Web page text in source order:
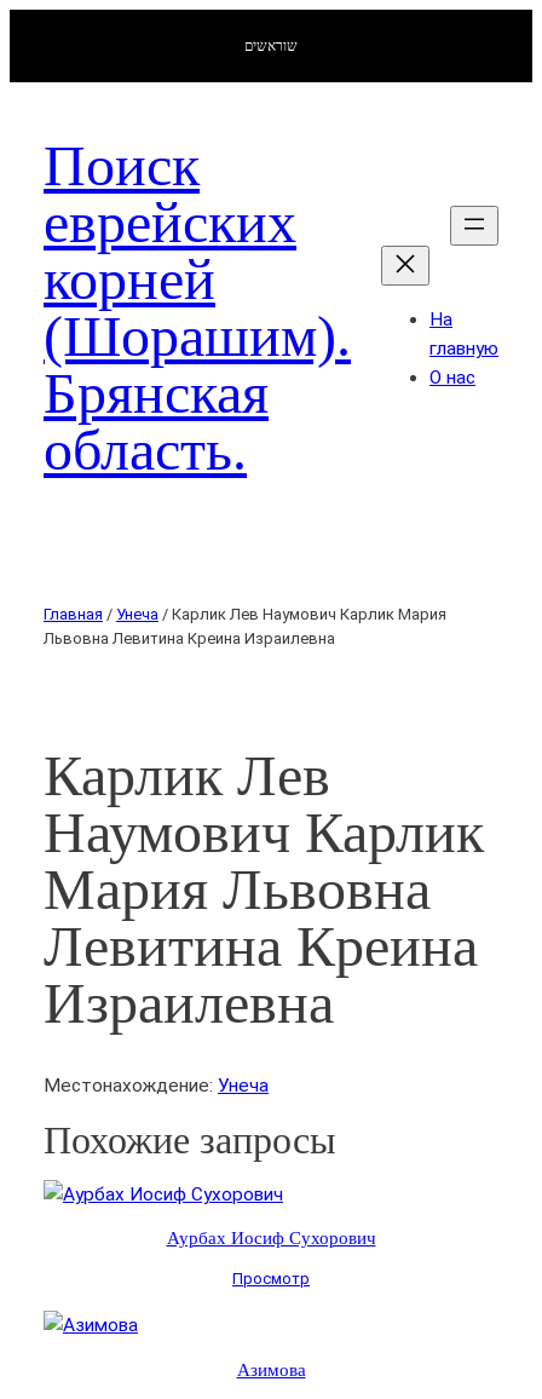
שוראשים
Поиск
еврейских
корней
(Шорашим).
Брянская
область.
На
главную
О нас
Главная / Унеча / Карлик Лев Наумович Карлик Мария
Львовна Левитина Креина Израилевна
Карлик Лев
Наумович Карлик
Мария Львовна
Левитина Креина
Израилевна
Местонахождение: Унеча
Похожие запросы
Аурбах Иосиф Сухорович
Просмотр
Азимова